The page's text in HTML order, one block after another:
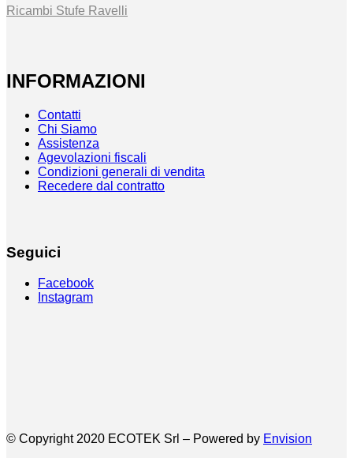
Ricambi Stufe Ravelli
INFORMAZIONI
Contatti
Chi Siamo
Assistenza
Agevolazioni fiscali
Condizioni generali di vendita
Recedere dal contratto
Seguici
Facebook
Instagram
© Copyright 2020 ECOTEK Srl – Powered by Envision